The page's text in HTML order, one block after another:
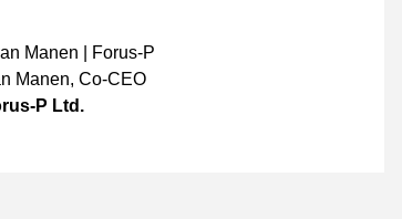
Manen, Co-CEO
P Ltd.